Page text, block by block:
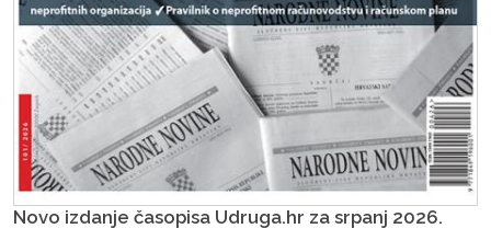
Novo izdanje časopisa Udruga.hr za srpanj 2026.